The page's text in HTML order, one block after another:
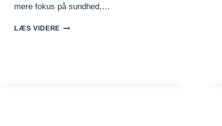
mere fokus på sundhed,…
LÆS VIDERE RAPSOLIE,